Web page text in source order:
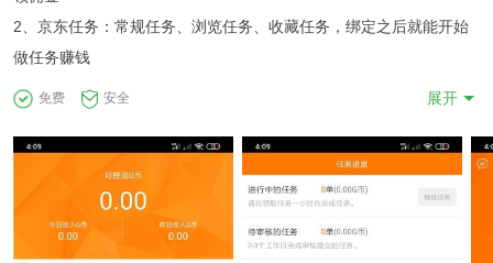
2、京东任务：常规任务、浏览任务、收藏任务，绑定之后就能开始
做任务赚钱
3、测图任务：简单又人性化的任务，以个人爱好选择更能打动你的
4、每周任务：每个账号在每个周期内完成的纯浏览任务满60单和
120单可领取额外奖励
51聚人气提现要求：
免费 安全 展开